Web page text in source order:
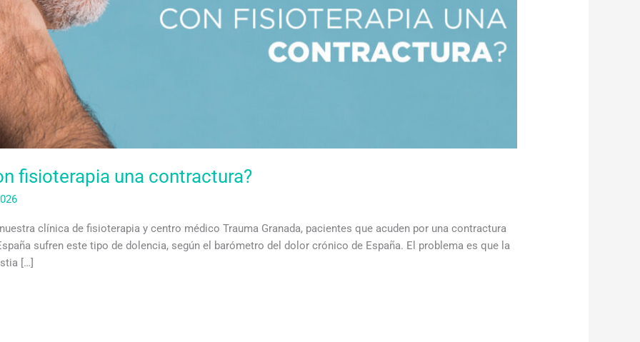
fisioterapia una contractura?
clínica de fisioterapia y centro médico Trauma Granada, pacientes que acuden por una contractura
sufren este tipo de dolencia, según el barómetro del dolor crónico de España. El problema es que la
[…]